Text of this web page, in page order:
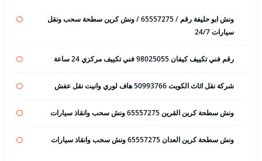
ونش ابو حليفة رقم / 65557275 / ونش كرين سطحة سحب ونقل
سيارات 24/7
رقم فني تكييف كيفان 98025055 فني تكييف مركزي 24 ساعة
شركة نقل اثاث الكويت 50993766 هاف لوري وانيت نقل عفش
ونش سطحة كرين القرين 65557275 ونش سحب وانقاذ سيارات
ونش سطحة كرين العدان 65557275 ونش سحب وانقاذ سيارات